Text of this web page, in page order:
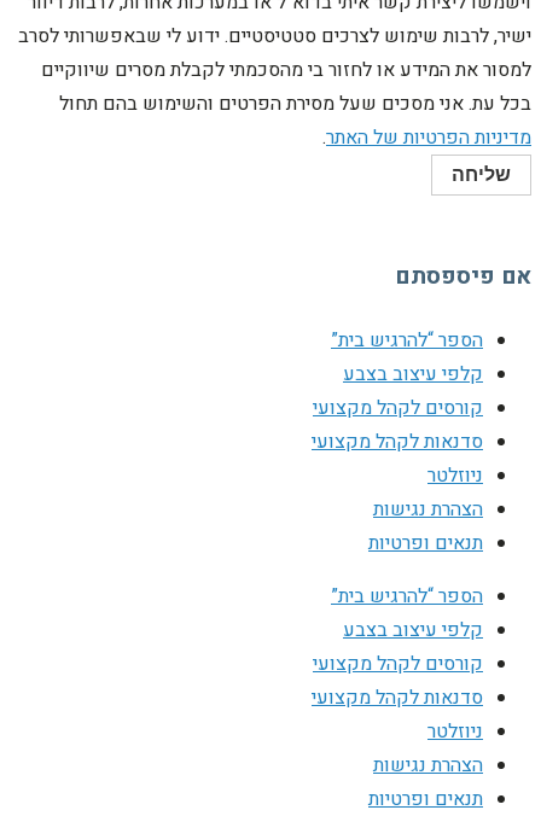
לרבות שימוש לצרכים סטטיסטיים. ידוע לי שבאפשרותי לסרב
את המידע או לחזור בי מהסכמתי לקבלת מסרים שיווקיים
עת. אני מסכים שעל מסירת הפרטים והשימוש בהם תחול
הפרטיות של האתר.
שליחה
פיספסתם
הספר “להרגיש בית”
קלפי עיצוב בצבע
קורסים לקהל מקצועי
סדנאות לקהל מקצועי
ניוזלטר
הצהרת נגישות
תנאים ופרטיות
הספר “להרגיש בית”
קלפי עיצוב בצבע
קורסים לקהל מקצועי
סדנאות לקהל מקצועי
ניוזלטר
הצהרת נגישות
תנאים ופרטיות